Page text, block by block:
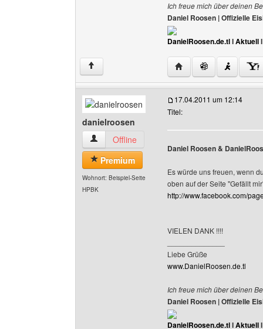
Ich freue mich über deinen
Daniel Roosen | Offizielle
DanielRoosen.de.tlIAktuell
↑ Website dieses
danielroosen
danielroosen Benutzer-Profile anzeigen
Offline
Premium
Wohnort: Beispiel-Seite
HPBK
17.04.2011 um 12:14
Titel:
Daniel Roosen &
Es würde uns freuen, wenn
oben auf der Seite "Gefällt
http://www.facebook.com/
VIELEN DANK !!!!
Liebe Grüße
www.DanielRoosen.de.tl
Ich freue mich über deinen
Daniel Roosen | Offizielle
DanielRoosen.de.tlIAktuell